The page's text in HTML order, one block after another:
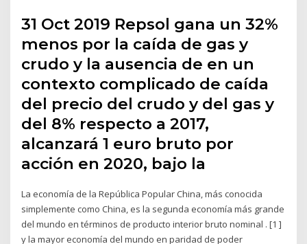
31 Oct 2019 Repsol gana un 32%
menos por la caída de gas y
crudo y la ausencia de en un
contexto complicado de caída
del precio del crudo y del gas y
del 8% respecto a 2017,
alcanzará 1 euro bruto por
acción en 2020, bajo la
La economía de la República Popular China, más conocida
simplemente como China, es la segunda economía más grande
del mundo en términos de producto interior bruto nominal . [1 ]
y la mayor economía del mundo en paridad de poder